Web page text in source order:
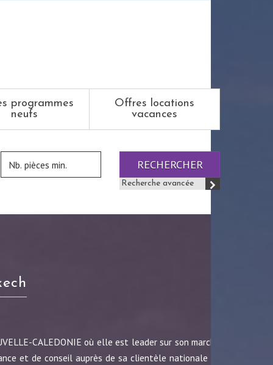
programmes
neufs
Offres locations
vacances
RECHERCHER
Recherche avancée
CALEDONIE où elle est leader sur son marché
et de conseil auprès de sa clientèle nationale et